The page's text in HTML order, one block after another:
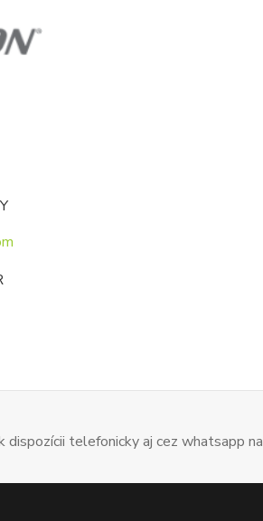
dispozícii telefonicky aj cez whatsapp na